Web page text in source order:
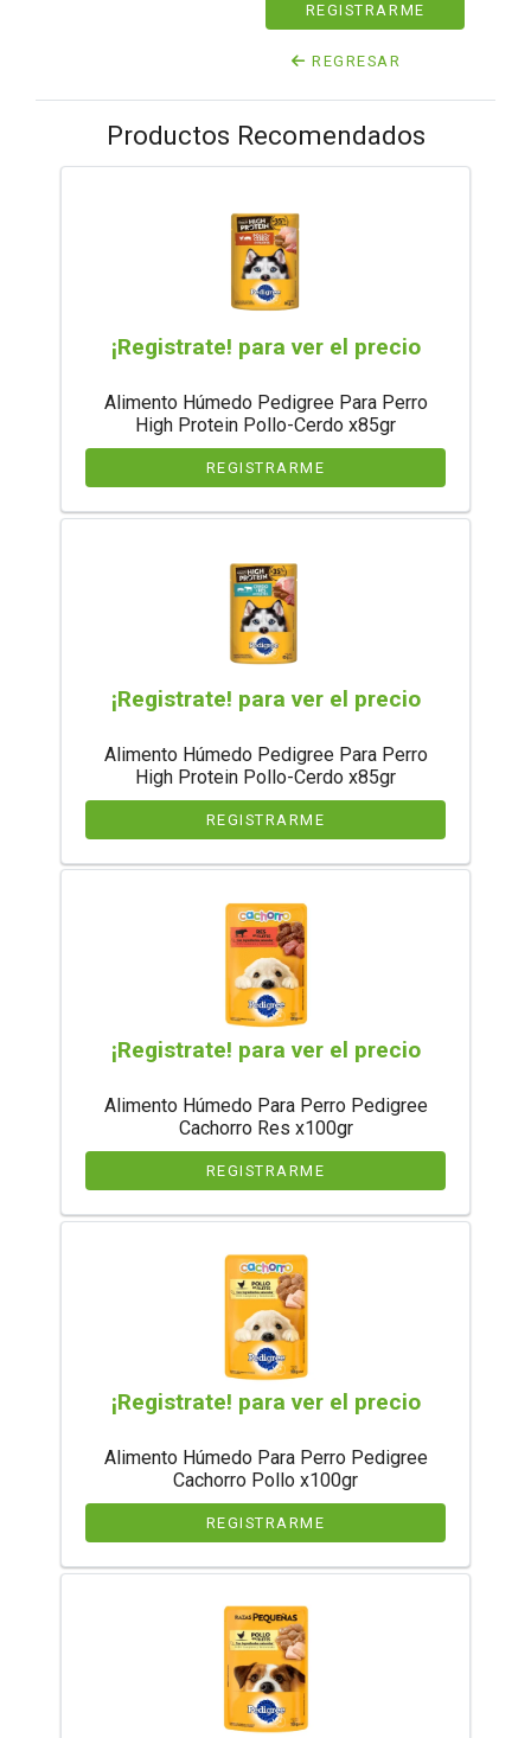
REGISTRARME
REGRESAR
Productos Recomendados
¡Registrate! para ver el precio
Alimento Húmedo Pedigree Para Perro
High Protein Pollo-Cerdo x85gr
REGISTRARME
¡Registrate! para ver el precio
Alimento Húmedo Pedigree Para Perro
High Protein Pollo-Cerdo x85gr
REGISTRARME
¡Registrate! para ver el precio
Alimento Húmedo Para Perro Pedigree
Cachorro Res x100gr
REGISTRARME
¡Registrate! para ver el precio
Alimento Húmedo Para Perro Pedigree
Cachorro Pollo x100gr
REGISTRARME